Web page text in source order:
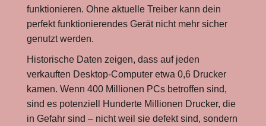
funktionieren. Ohne aktuelle Treiber kann dein
perfekt funktionierendes Gerät nicht mehr sicher
genutzt werden.
Historische Daten zeigen, dass auf jeden
verkauften Desktop-Computer etwa 0,6 Drucker
kamen. Wenn 400 Millionen PCs betroffen sind,
sind es potenziell Hunderte Millionen Drucker, die
in Gefahr sind – nicht weil sie defekt sind, sondern